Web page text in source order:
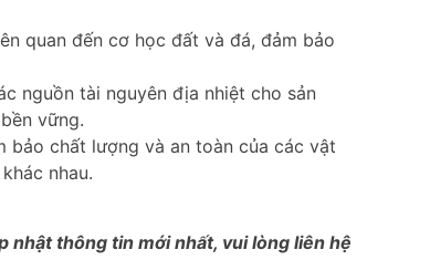
quan đến cơ học đất và đá, đảm bảo
nguồn tài nguyên địa nhiệt cho sản
vững.
bảo chất lượng và an toàn của các vật
nhau.
nhật thông tin mới nhất, vui lòng liên hệ